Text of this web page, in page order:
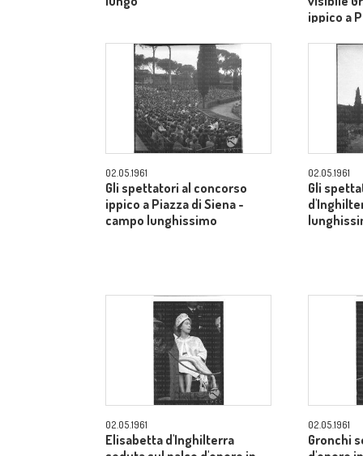
ippico a
02.05.1961
Gli spettatori al concorso
ippico a Piazza di Siena -
campo lunghissimo
02.05.1961
Gli
02.05.1961
Elisabetta d'Inghilterra
02.05.1961
Gronchi